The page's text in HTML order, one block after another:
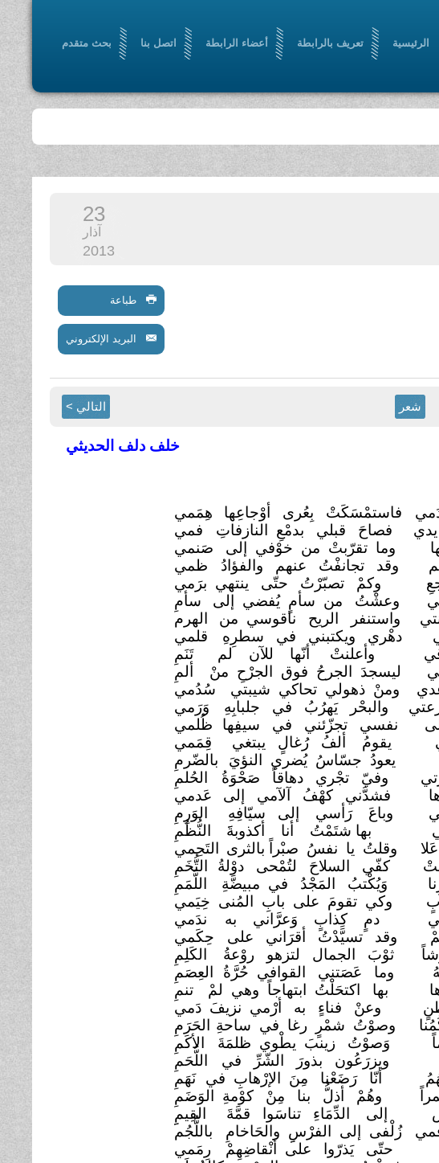
الرئيسية تعريف بالرابطة أعضاء الرابطة اتصل بنا بحث متقدم
23
آذار
2013
طباعة
البريد الإلكتروني
شعر التالي >
خلف دلف الحديثي
يدي
عَلا
فاستمْسَكَتْ بِعُرى أوْجاعِها
هِمَمي
فصاحَ قبلي بدمْعِ النازفاتِ
فمي
وما تقرّبتْ من خوْفي إلى
صَنمي
وقد تجانفْتُ عنهم والفؤادُ
ظمي
وكمْ تصبّرْتُ حتّى ينتهي برَمي
وعشْتُ من سأمٍ يُفضي إلى
سأمِ
واستنفر الريح ناقوسي من
الهرم
دهْري ويكتبني في سطرِهِ
قلمي
وأعلنتْ أنّها للآن لم
تَنَمِ
ليسجدَ الجرحُ فوق الجرْحِ منْ
ألمِ
ومنْ ذهولي تحاكي شيبتي
سُدُمي
والبحْر يَهرُبُ في جلبابِهِ
وَرَمي
نفسي تجزّئني في سيفِها
ظُلمي
يقومُ ألفُ رُغالٍ يبتغي
قِمَمي
يعودُ جسّاسُ يُضري النؤيَ
بالضّرمِ
وفيّ تجْري دهاقاً صَحْوَةُ
الحُلمِ
فشدَّني كهْفُ آلآمي إلى
عَدمي
وباعَ رَأسي إلى سيّافِهِ
الوَرِمِ
بها شتَمْتُ أنا أكذوبةََ
النُّظُمِ
وقلتُ يا نفسُ صبْراً بالثرى
التَحِمي
كفّي السلاحَ لتُمْحى دوْلةُ
التُّخَمِ
وَيُكْتبُ المَجْدُ في مبيضَّةِ
اللَّمَمِ
وكي تقومَ على بابِ المُنى خِيَمي
دمٍ كِذابٍ وَعرَّاني به
ندَمي
وقد تسيَّدْتُ أقرَاني على
حِكَمي
ثوْبَ الجمال لتزهو روْعةُ
الكَلِمِ
وما عَصَتني القوافي حُرَّةُ
العِصَمِ
بها اكتحَلْتُ ابتهاجاً وهي لمْ
تنمِ
وعنْ فناءٍ به أرْمي نزيفَ دَمي
وصوْتُ شمْرٍ رغا في ساحةِ
الحَرَمِ
وَصوْتُ زينبَ يطْوي ظلمَةَ
الأكَمِ
ويزرَعُون بذورَ الشّرِّ في
اللُّحَمِ
أنّا رَضَعْنا مِنَ الإرْهابِ في نَهَمِ
وهُمْ أذلُّ بنا مِنْ كوْمةِ الوَضَمِ
إلى الدِّمَاءِ تناسَوا قمَّةَ
القِيمِِ
زُلْفى إلى الفرْسِِ والحَاخامِ
باللُّجُم
حتّى يَذرّوا على أنْقاضِهِمْ
رِمَمي